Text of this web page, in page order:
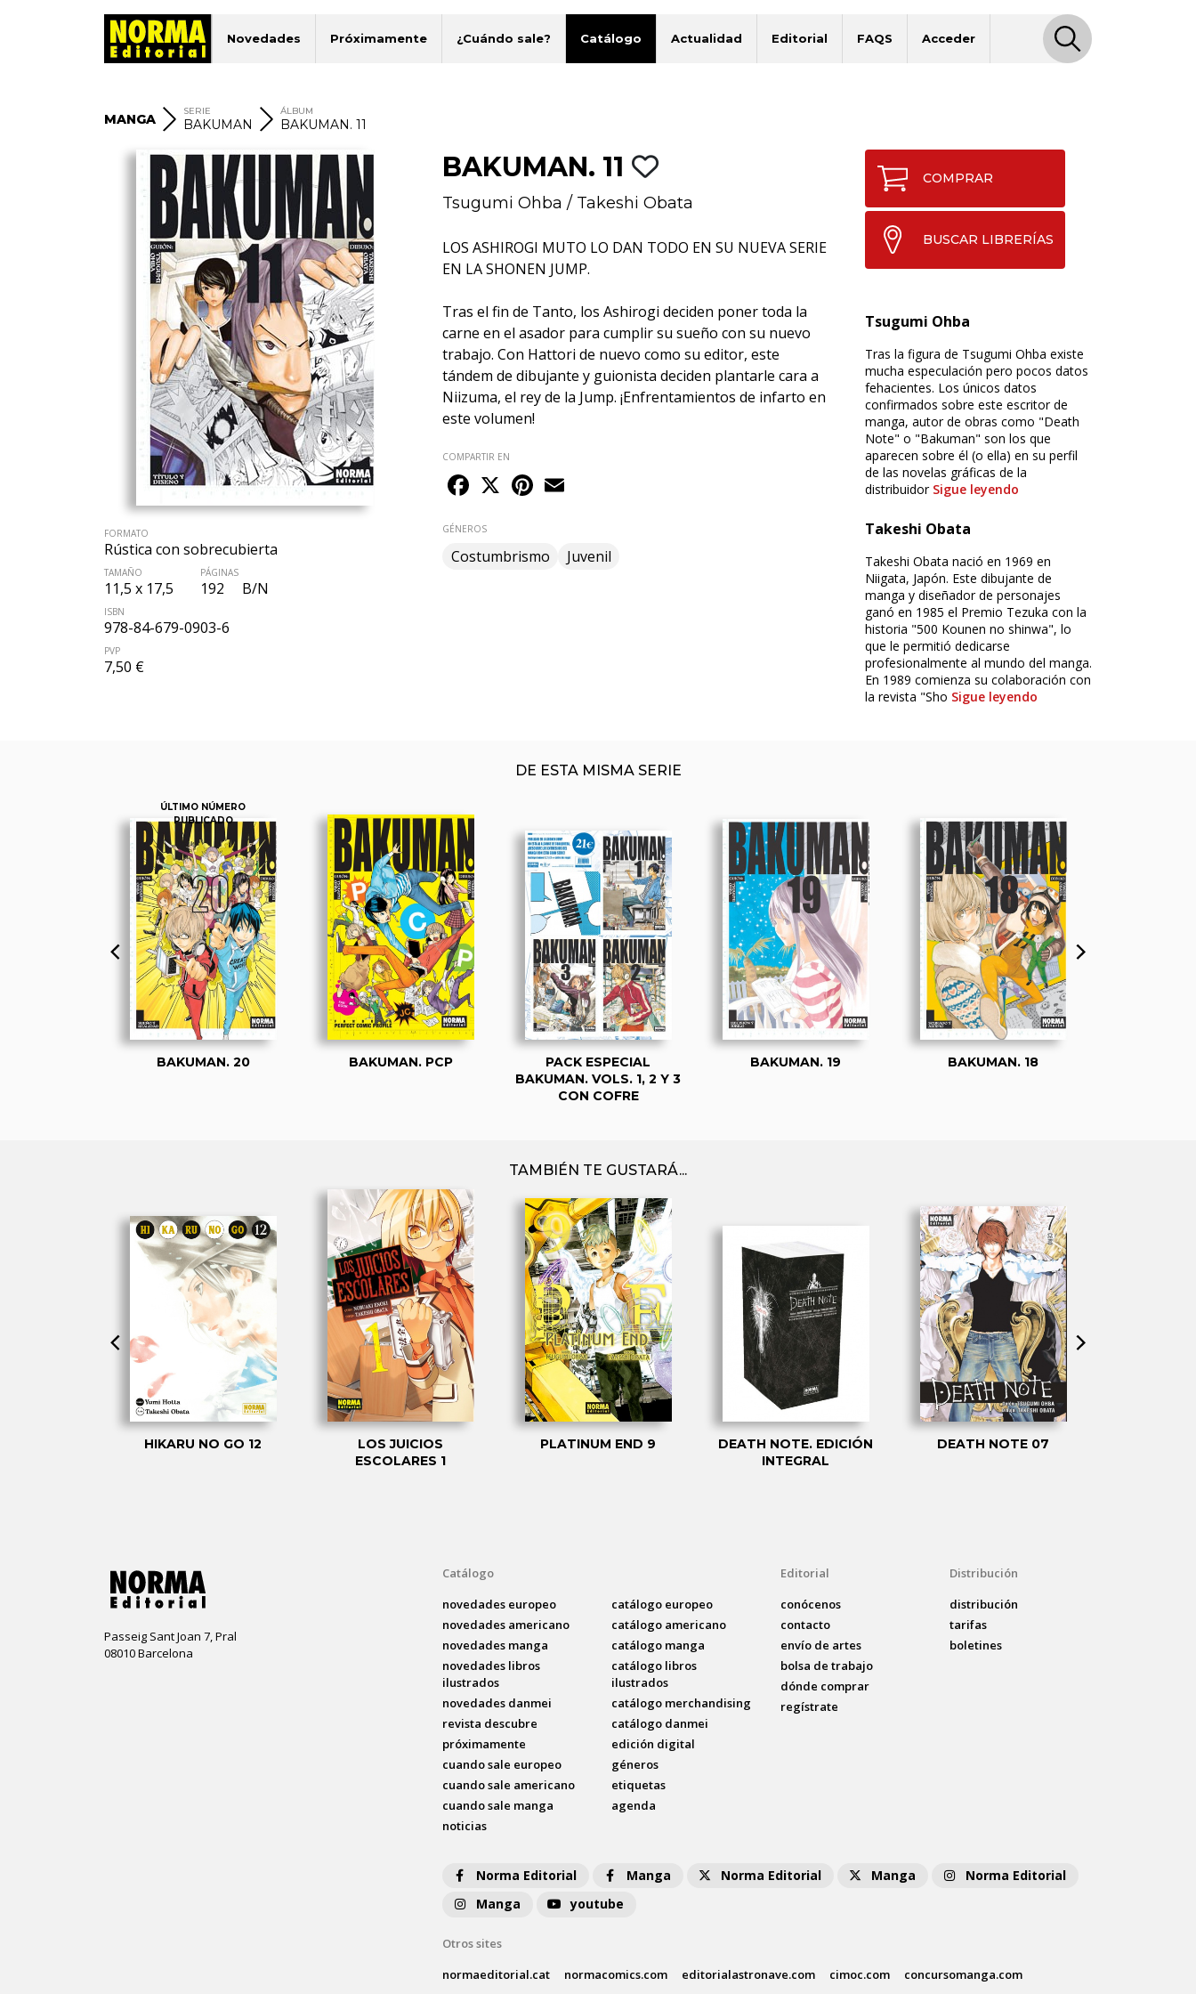
Novedades Próximamente ¿Cuándo sale? Catálogo Actualidad Editorial FAQS Acceder
MANGA
SERIE
BAKUMAN
ÁLBUM
BAKUMAN. 11
FORMATO
Rústica con sobrecubierta
TAMAÑO
11,5 x 17,5
PÁGINAS
192 B/N
ISBN
978-84-679-0903-6
PVP
7,50 €
BAKUMAN. 11
Tsugumi Ohba / Takeshi Obata
LOS ASHIROGI MUTO LO DAN TODO EN SU NUEVA SERIE
EN LA SHONEN JUMP.
Tras el fin de Tanto, los Ashirogi deciden poner toda la
carne en el asador para cumplir su sueño con su nuevo
trabajo. Con Hattori de nuevo como su editor, este
tándem de dibujante y guionista deciden plantarle cara a
Niizuma, el rey de la Jump. ¡Enfrentamientos de infarto en
este volumen!
COMPARTIR EN
Facebook
X Pinterest
GÉNEROS
Costumbrismo Juvenil
COMPRAR
BUSCAR LIBRERÍAS
Tsugumi Ohba
Tras la figura de Tsugumi Ohba existe
mucha especulación pero pocos datos
fehacientes. Los únicos datos
confirmados sobre este escritor de
manga, autor de obras como "Death
Note" o "Bakuman" son los que
aparecen sobre él (o ella) en su perfil
de las novelas gráficas de la
distribuidor Sigue leyendo
Takeshi Obata
Takeshi Obata nació en 1969 en
Niigata, Japón. Este dibujante de
manga y diseñador de personajes
ganó en 1985 el Premio Tezuka con la
historia "500 Kounen no shinwa", lo
que le permitió dedicarse
profesionalmente al mundo del manga.
En 1989 comienza su colaboración con
la revista "Sho Sigue leyendo
DE ESTA MISMA SERIE
ÚLTIMO NÚMERO
PUBLICADO
BAKUMAN. 20 BAKUMAN. PCP
PACK ESPECIAL
BAKUMAN. VOLS. 1, 2 Y 3
CON COFRE
BAKUMAN. 19 BAKUMAN. 18
TAMBIÉN TE GUSTARÁ...
HIKARU NO GO 12
LOS JUICIOS
ESCOLARES 1
PLATINUM END 9
DEATH NOTE. EDICIÓN
INTEGRAL
DEATH NOTE 07
Passeig Sant Joan 7, Pral
08010 Barcelona
Catálogo
novedades europeo
novedades americano
novedades manga
novedades libros
ilustrados
novedades danmei
revista descubre
próximamente
cuando sale europeo
cuando sale americano
cuando sale manga
noticias
catálogo europeo
catálogo americano
catálogo manga
catálogo libros
ilustrados
catálogo merchandising
catálogo danmei
edición digital
géneros
etiquetas
agenda
Editorial
conócenos
contacto
envío de artes
bolsa de trabajo
dónde comprar
regístrate
Distribución
distribución
tarifas
boletines
Norma Editorial Manga Norma Editorial Manga
Norma Editorial
Manga
youtube
Otros sites
normaeditorial.cat
normacomics.com editorialastronave.com cimoc.com concursomanga.com